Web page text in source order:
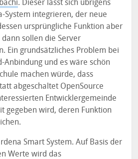
. Dieser lässt sich übrigens
System integrieren, der neue
ursprüngliche Funktion aber
dann sollen die Server
Ein grundsätzliches Problem bei
Anbindung und es wäre schön
machen würde, dass
abgeschaltet OpenSource
Entwicklergemeinde
gegeben wird, deren Funktion
Smart System. Auf Basis der
Werte wird das